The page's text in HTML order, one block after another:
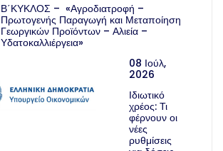
Β΄ΚΥΚΛΟΣ – «Αγροδιατροφή –
Πρωτογενής Παραγωγή και Μεταποίηση
Γεωργικών Προϊόντων – Αλιεία –
Υδατοκαλλιέργεια»
08 Ιούλ,
2026
Ιδιωτικό
χρέος: Τι
φέρνουν οι
νέες
ρυθμίσεις